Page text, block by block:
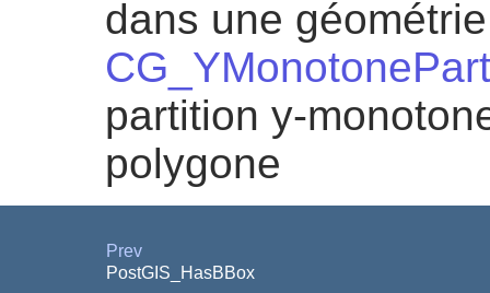
dans une
partition y-
polygone
Prev
PostGIS_HasBBox